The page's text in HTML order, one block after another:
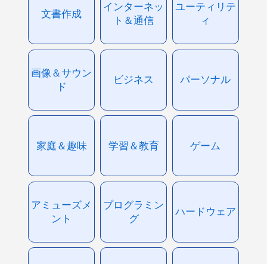
文書作成
インターネッ
ト＆通信
ユーティリテ
ィ
画像＆サウン
ド
ビジネス パーソナル
家庭＆趣味 学習＆教育 ゲーム
アミューズメ
ント
プログラミン
グ
ハードウェア